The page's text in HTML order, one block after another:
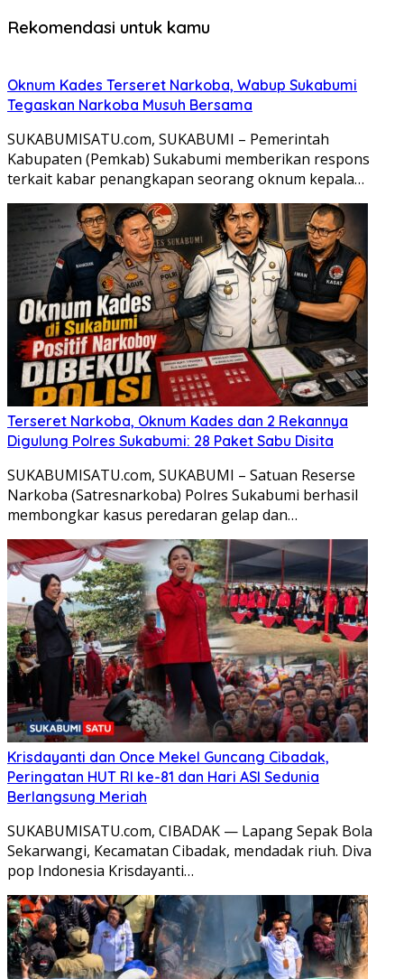
Rekomendasi untuk kamu
Oknum Kades Terseret Narkoba, Wabup Sukabumi
Tegaskan Narkoba Musuh Bersama
SUKABUMISATU.com, SUKABUMI – Pemerintah
Kabupaten (Pemkab) Sukabumi memberikan respons
terkait kabar penangkapan seorang oknum kepala…
Terseret Narkoba, Oknum Kades dan 2 Rekannya
Digulung Polres Sukabumi: 28 Paket Sabu Disita
SUKABUMISATU.com, SUKABUMI – Satuan Reserse
Narkoba (Satresnarkoba) Polres Sukabumi berhasil
membongkar kasus peredaran gelap dan…
Krisdayanti dan Once Mekel Guncang Cibadak,
Peringatan HUT RI ke-81 dan Hari ASI Sedunia
Berlangsung Meriah
SUKABUMISATU.com, CIBADAK — Lapang Sepak Bola
Sekarwangi, Kecamatan Cibadak, mendadak riuh. Diva
pop Indonesia Krisdayanti…